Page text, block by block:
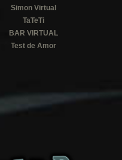
Simon Virtual
TaTeTi
BAR VIRTUAL
Test de Amor